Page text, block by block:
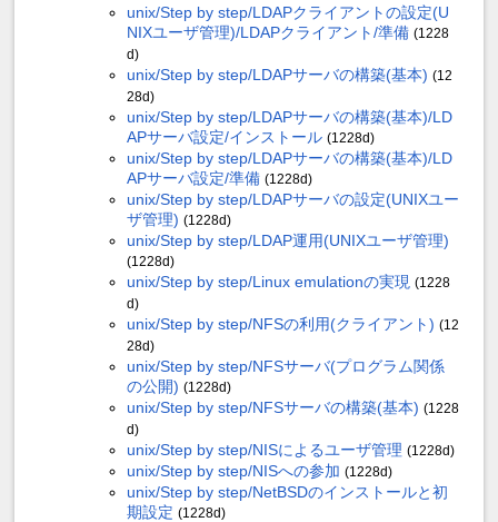
unix/Step by step/LDAPクライアントの設定(U
NIXユーザ管理)/LDAPクライアント/準備 (1228
d)
unix/Step by step/LDAPサーバの構築(基本) (12
28d)
unix/Step by step/LDAPサーバの構築(基本)/LD
APサーバ設定/インストール (1228d)
unix/Step by step/LDAPサーバの構築(基本)/LD
APサーバ設定/準備 (1228d)
unix/Step by step/LDAPサーバの設定(UNIXユー
ザ管理) (1228d)
unix/Step by step/LDAP運用(UNIXユーザ管理)
(1228d)
unix/Step by step/Linux emulationの実現 (1228
d)
unix/Step by step/NFSの利用(クライアント) (12
28d)
unix/Step by step/NFSサーバ(プログラム関係
の公開) (1228d)
unix/Step by step/NFSサーバの構築(基本) (1228
d)
unix/Step by step/NISによるユーザ管理 (1228d)
unix/Step by step/NISへの参加 (1228d)
unix/Step by step/NetBSDのインストールと初
期設定 (1228d)